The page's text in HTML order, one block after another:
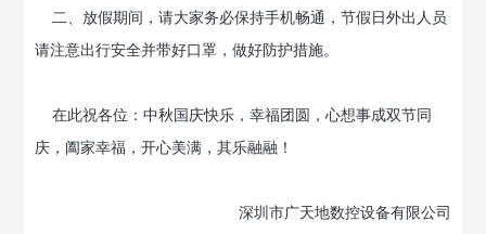
二、放假期间，请大家务必保持手机畅通，节假日外出人员
请注意出行安全并带好口罩，做好防护措施。
在此祝各位：中秋国庆快乐，幸福团圆，心想事成双节同
庆，阖家幸福，开心美满，其乐融融！
深圳市广天地数控设备有限公司